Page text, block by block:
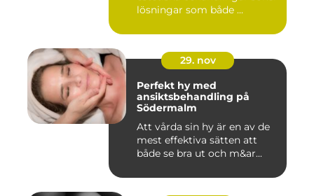
lösningar som både ...
29. nov
Perfekt hy med
ansiktsbehandling på
Södermalm
Att vårda sin hy är en av de
mest effektiva sätten att
både se bra ut och m&ar...